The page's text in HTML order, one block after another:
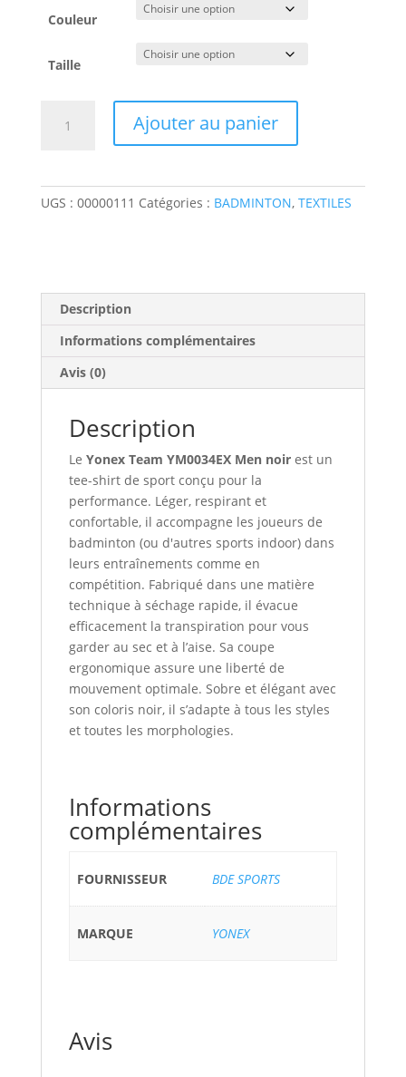
Couleur
Taille
Ajouter au panier
UGS : 00000111 Catégories : BADMINTON, TEXTILES
Description
Informations complémentaires
Avis (0)
Description
Le Yonex Team YM0034EX Men noirest un
tee-shirt de sport conçu pour la
performance. Léger, respirant et
confortable, il accompagne les joueurs de
badminton (ou d'autres sports indoor) dans
leurs entraînements comme en
compétition. Fabriqué dans une matière
technique à séchage rapide, il évacue
efficacement la transpiration pour vous
garder au sec et à l’aise. Sa coupe
ergonomique assure une liberté de
mouvement optimale. Sobre et élégant avec
son coloris noir, il s’adapte à tous les styles
et toutes les morphologies.
Informations
complémentaires
FOURNISSEUR BDE SPORTS
MARQUE YONEX
Avis